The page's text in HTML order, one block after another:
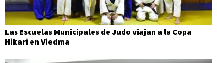
Las Escuelas Municipales de Judo viajan a la Copa
Hikari en Viedma